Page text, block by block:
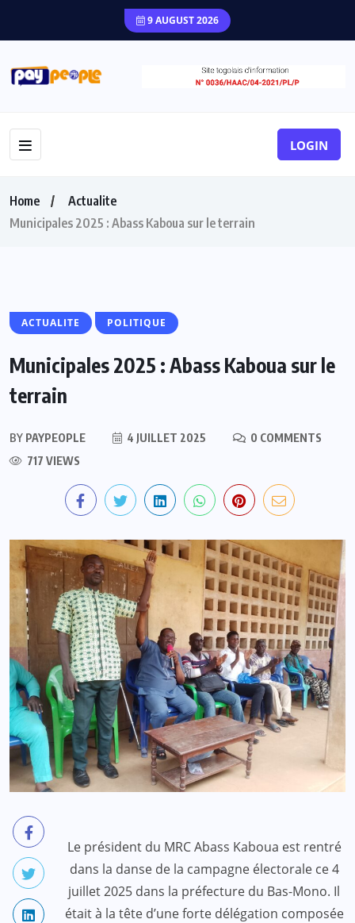
9 AUGUST 2026
LOGIN
Home
Actualite
Municipales 2025 : Abass Kaboua sur le terrain
ACTUALITE POLITIQUE
Municipales 2025 : Abass Kaboua sur le
terrain
BY PAYPEOPLE 4 JUILLET 2025
0 COMMENTS
717 VIEWS
Le président du MRC Abass Kaboua est rentré
dans la danse de la campagne électorale ce 4
juillet 2025 dans la préfecture du Bas-Mono. Il
était à la tête d’une forte délégation composée